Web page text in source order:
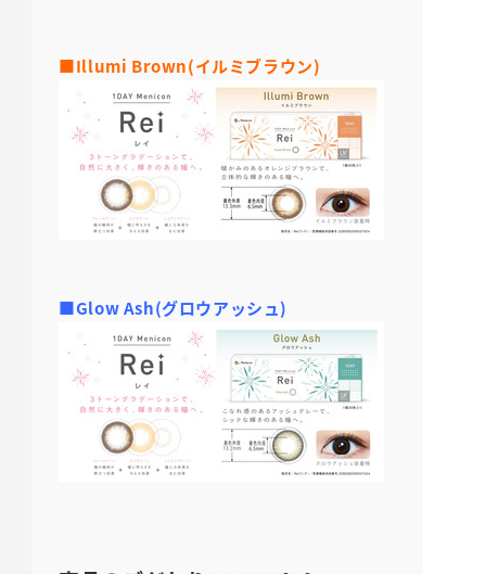
■Illumi Brown(イルミブラウン)
■Glow Ash(グロウアッシュ)